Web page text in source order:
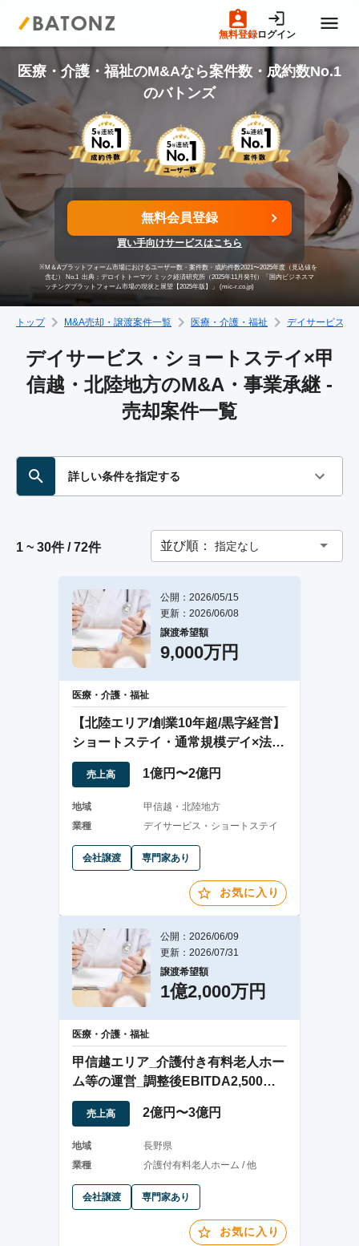
無料登録ログイン
トップページ
M&A案件一覧
売りたい方へ
買いたい方へ
成約事例
M&A専門家の方へ
医療・介護・福祉のM&Aなら案件数・成約数No.1
のバトンズ
無料会員登録
買い手向けサービスはこちら
※M＆Aプラットフォーム市場におけるユーザー数・案件数・成約件数2021〜2025年度（見込値を
含む） No.1 出典：デロイトトーマツ ミック経済研究所（2025年11月発刊）「国内ビジネスマ
ッチングプラットフォーム市場の現状と展望【2025年版】」 (mic-r.co.jp)
トップ M&A売却・譲渡案件一覧 医療・介護・福祉 デイサービス・
デイサービス・ショートステイ×甲
信越・北陸地方のM&A・事業承継 -
売却案件一覧
詳しい条件を指定する
1 ~ 30件 / 72件 並び順： 指定なし
公開：2026/05/15
更新：2026/06/08
譲渡希望額
9,000万円
医療・介護・福祉
【北陸エリア/創業10年超/黒字経営】
ショートステイ・通常規模デイ×法人
譲渡案件
売上高 1億円〜2億円
地域
甲信越・北陸地方
業種
デイサービス・ショートステイ
会社譲渡 専門家あり
お気に入り
公開：2026/06/09
更新：2026/07/31
譲渡希望額
1億2,000万円
医療・介護・福祉
甲信越エリア_介護付き有料老人ホー
ム等の運営_調整後EBITDA2,500万
円超
売上高 2億円〜3億円
地域
長野県
業種
介護付有料老人ホーム / 他
会社譲渡 専門家あり
お気に入り